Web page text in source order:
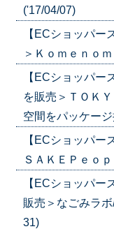
('17/04/07)
【ECショッパ
＞Ｋｏｍｅｎｏ
【ECショッパ
を販売＞ＴＯＫ
空間をパッケー
【ECショッパ
ＳＡＫＥＰｅｏ
【ECショッパ
販売＞なごみラ
31)